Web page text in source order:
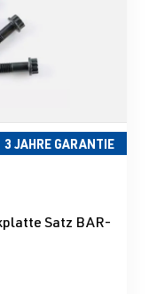
3 JAHRE GARANTIE
von 5 Sternen
Satz BAR-